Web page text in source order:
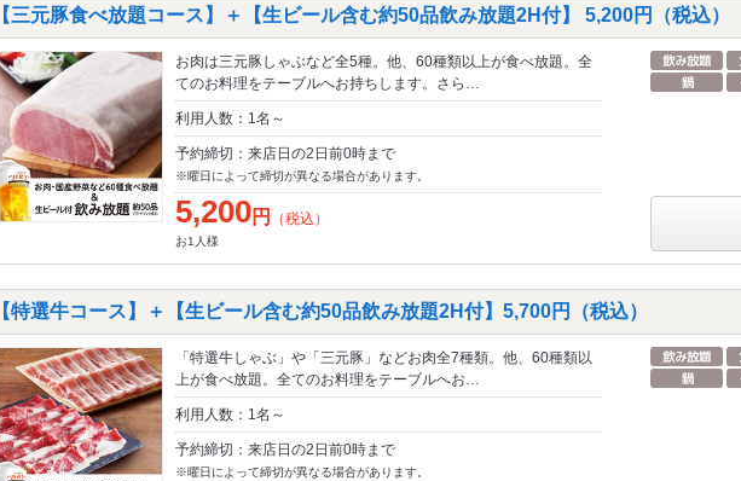
【三元豚食べ放題コース】＋【生ビール含む約50品飲み放題2H付】 5,200円（税込）
お肉は三元豚しゃぶなど全5種。他、60種類以上が食べ放題。全
てのお料理をテーブルへお持ちします。さら…
利用人数：1名～
予約締切：来店日の2日前0時まで
※曜日によって締切が異なる場合があります。
5,200円 （税込）
お1人様
【特選牛コース】＋【生ビール含む約50品飲み放題2H付】5,700円（税込）
「特選牛しゃぶ」や「三元豚」などお肉全7種類。他、60種類以
上が食べ放題。全てのお料理をテーブルへお…
利用人数：1名～
予約締切：来店日の2日前0時まで
※曜日によって締切が異なる場合があります。